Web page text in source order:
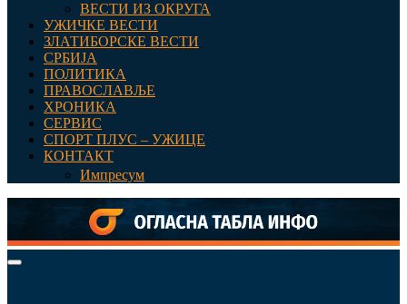
ВЕСТИ ИЗ ОКРУГА
УЖИЧКЕ ВЕСТИ
ЗЛАТИБОРСКЕ ВЕСТИ
СРБИЈА
ПОЛИТИКА
ПРАВОСЛАВЉЕ
ХРОНИКА
СЕРВИС
СПОРТ ПЛУС – УЖИЦЕ
КОНТАКТ
Импресум
Primary